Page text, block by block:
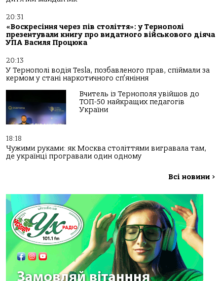
20:31
«Воскресіння через пів століття»: у Тернополі
презентували книгу про видатного військового діяча
УПА Василя Процюка
20:13
У Тернополі водія Tesla, позбавленого прав, спіймали за
кермом у стані наркотичного сп’яніння
Вчитель із Тернополя увійшов до
ТОП-50 найкращих педагогів
України
18:18
Чужими руками: як Москва століттями вигравала там,
де українці програвали один одному
Всі новини >